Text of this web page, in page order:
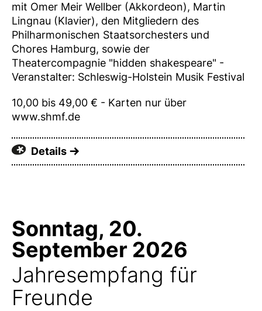
mit Omer Meir Wellber (Akkordeon), Martin
Lingnau (Klavier), den Mitgliedern des
Philharmonischen Staatsorchesters und
Chores Hamburg, sowie der
Theatercompagnie "hidden shakespeare" -
Veranstalter: Schleswig-Holstein Musik Festival
10,00 bis 49,00 € - Karten nur über
www.shmf.de
Details
Sonntag, 20.
September 2026
Jahresempfang für
Freunde